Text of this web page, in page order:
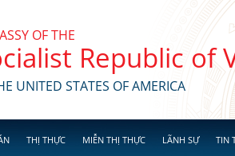
OF THE
Republic of
UNITED STATES OF AMERICA
THỊ THỰC MIỄN THỊ THỰC LÃNH SỰ TIN